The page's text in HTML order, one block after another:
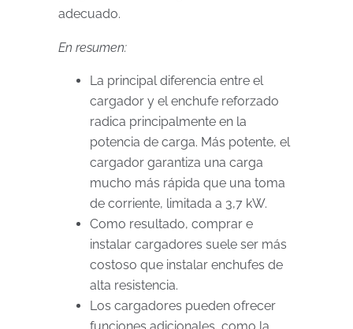
adecuado.
En resumen:
La principal diferencia entre el
cargador y el enchufe reforzado
radica principalmente en la
potencia de carga. Más potente, el
cargador garantiza una carga
mucho más rápida que una toma
de corriente, limitada a 3,7 kW.
Como resultado, comprar e
instalar cargadores suele ser más
costoso que instalar enchufes de
alta resistencia.
Los cargadores pueden ofrecer